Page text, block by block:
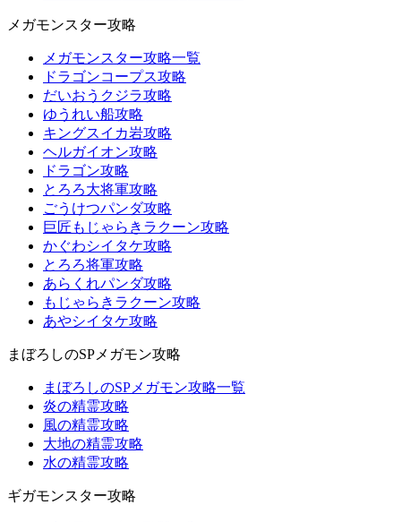
メガモンスター攻略
メガモンスター攻略一覧
ドラゴンコープス攻略
だいおうクジラ攻略
ゆうれい船攻略
キングスイカ岩攻略
ヘルガイオン攻略
ドラゴン攻略
とろろ大将軍攻略
ごうけつパンダ攻略
巨匠もじゃらきラクーン攻略
かぐわシイタケ攻略
とろろ将軍攻略
あらくれパンダ攻略
もじゃらきラクーン攻略
あやシイタケ攻略
まぼろしのSPメガモン攻略
まぼろしのSPメガモン攻略一覧
炎の精霊攻略
風の精霊攻略
大地の精霊攻略
水の精霊攻略
ギガモンスター攻略